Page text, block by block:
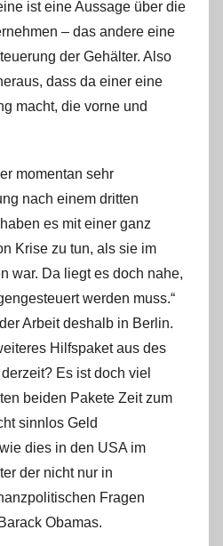
ist eine Aussage über die
– das andere eine
der Gehälter. Also
dass da einer eine
macht, die vorne und
momentan sehr
nach einem dritten
es mit einer ganz
Krise zu tun, als sie im
war. Da liegt es doch nahe,
werden muss.“
Arbeit deshalb in Berlin.
Hilfspaket aus des
Es ist doch viel
beiden Pakete Zeit zum
sinnlos Geld
dies in den USA im
der nicht nur in
Fragen
Obamas.